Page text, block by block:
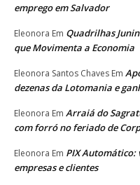
emprego em Salvador
Eleonora Em Quadrilhas
que Movimenta a Economia
Eleonora Santos Chaves Em
dezenas da Lotomania e
Eleonora Em Arraiá do
com forró no feriado de
Eleonora Em PIX Automático:
empresas e clientes